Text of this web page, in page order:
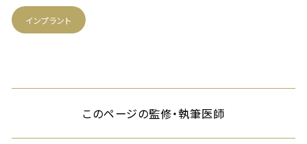
インプラント
このページの監修・執筆医師